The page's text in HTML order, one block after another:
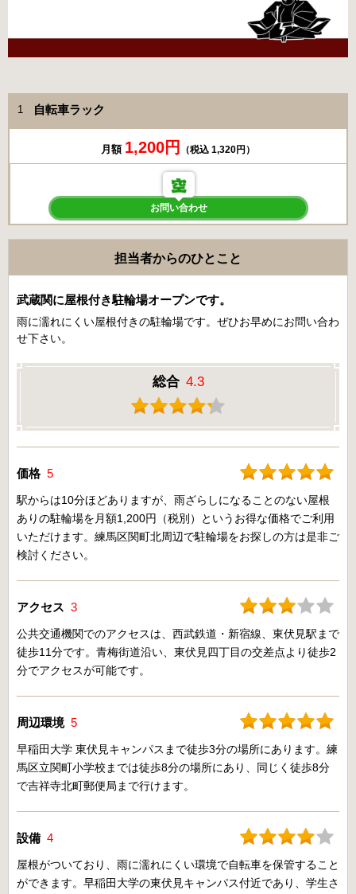
1 自転車ラック
月額 1,200円 （税込 1,320円）
お問い合わせ
担当者からのひとこと
武蔵関に屋根付き駐輪場オープンです。
雨に濡れにくい屋根付きの駐輪場です。ぜひお早めにお問い合わ
せ下さい。
総合 4.3
価格 5
駅からは10分ほどありますが、雨ざらしになることのない屋根
ありの駐輪場を月額1,200円（税別）というお得な価格でご利用
いただけます。練馬区関町北周辺で駐輪場をお探しの方は是非ご
検討ください。
アクセス 3
公共交通機関でのアクセスは、西武鉄道・新宿線、東伏見駅まで
徒歩11分です。青梅街道沿い、東伏見四丁目の交差点より徒歩2
分でアクセスが可能です。
周辺環境 5
早稲田大学 東伏見キャンパスまで徒歩3分の場所にあります。練
馬区立関町小学校までは徒歩8分の場所にあり、同じく徒歩8分
で吉祥寺北町郵便局まで行けます。
設備 4
屋根がついており、雨に濡れにくい環境で自転車を保管すること
ができます。早稲田大学の東伏見キャンパス付近であり、学生さ